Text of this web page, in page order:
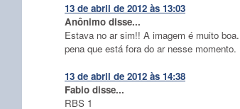
13 de abril de 2012 às 13:03
Anônimo disse...
Estava no ar sim!! A imagem é muito
pena que está fora do ar nesse momento.
13 de abril de 2012 às 14:38
Fabio disse...
RBS 1